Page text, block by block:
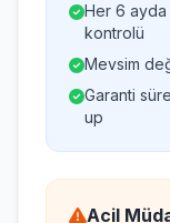
Her 6 ayda
kontrolü
Mevsim
Garanti
up
Acil